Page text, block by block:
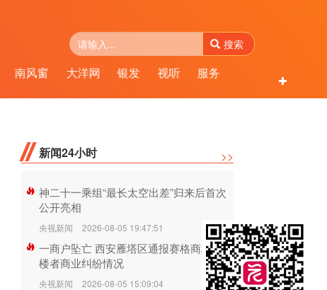
搜索
南风窗 大洋网 银发 视听 服务
新闻24小时 >>
神二十一乘组“最长太空出差”归来后首次
公开亮相
央视新闻 2026-08-05 19:47:51
一商户坠亡 西安雁塔区通报赛格商场与坠
楼者商业纠纷情况
央视新闻 2026-08-05 15:09:04